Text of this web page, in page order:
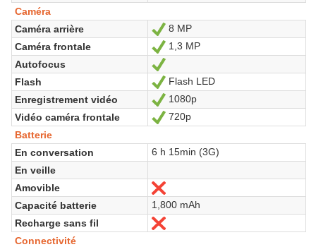
Caméra
Caméra arrière
Oui
8 MP
Caméra frontale
Oui
1,3 MP
Autofocus
Flash
Oui
Flash LED
Enregistrement vidéo
Oui
1080p
Vidéo caméra frontale
Oui
720p
Batterie
En conversation
6 h 15min (3G)
En veille
Amovible
Non
Capacité batterie
1,800 mAh
Recharge sans fil
Non
Connectivité